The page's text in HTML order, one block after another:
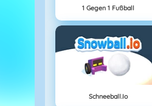
1 Gegen 1 Fußball
Schneeball.io